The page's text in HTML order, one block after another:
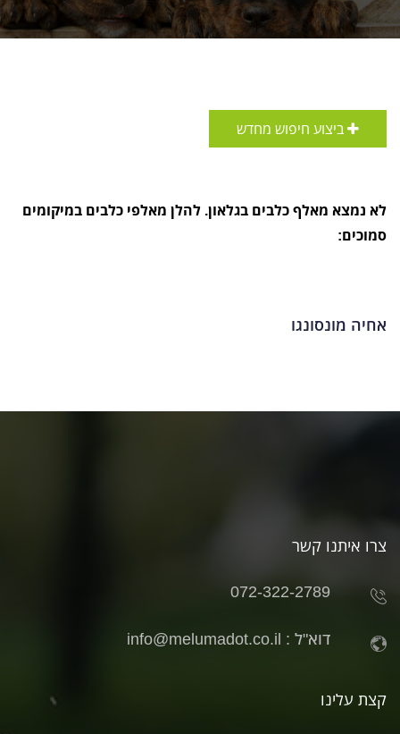
ביצוע חיפוש מחדש
לא נמצא מאלף כלבים בגלאון. להלן מאלפי כלבים במיקומים
סמוכים:
אחיה מונסונגו
צרו איתנו קשר
072-322-2789
דוא"ל : info@melumadot.co.il
קצת עלינו